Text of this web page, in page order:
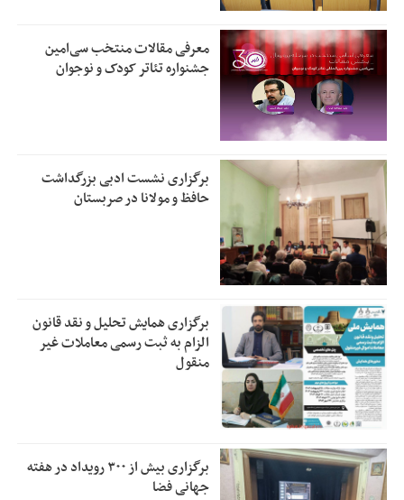
معرفی مقالات منتخب سی‌امین
جشنواره تئاتر کودک و نوجوان
برگزاری نشست ادبی بزرگداشت
حافظ و مولانا در صربستان
برگزاری همایش تحلیل و نقد قانون
الزام به ثبت رسمی معاملات غیر
منقول
برگزاری بیش از ۳۰۰ رویداد در هفته
جهانی فضا